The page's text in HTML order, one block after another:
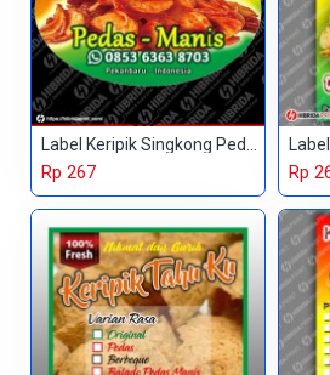
Label Keripik Singkong Pedas Manis
Rp 267 Rp